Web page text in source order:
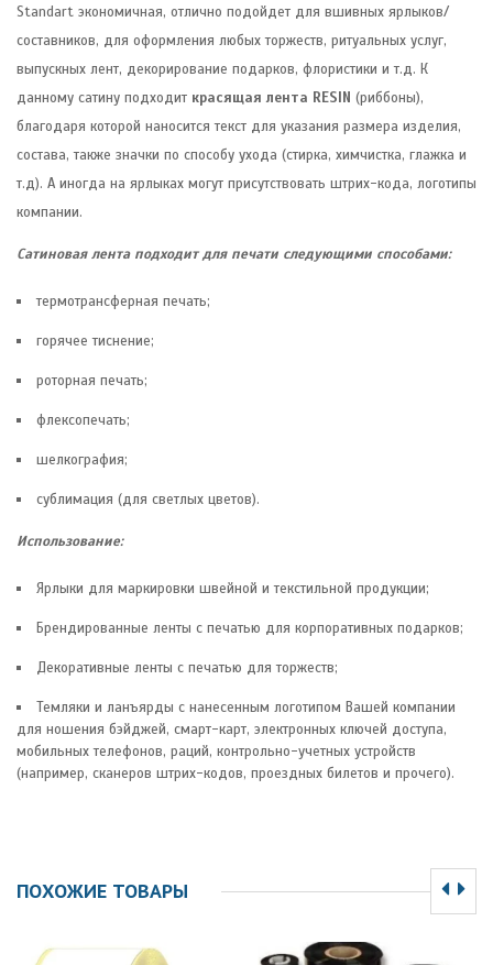
Standart экономичная, отлично подойдет для вшивных ярлыков/
составников, для оформления любых торжеств, ритуальных услуг,
выпускных лент, декорирование подарков, флористики и т.д. К
данному сатину подходит красящая лента RESIN (риббоны),
благодаря которой наносится текст для указания размера изделия,
состава, также значки по способу ухода (стирка, химчистка, глажка и
т.д). А иногда на ярлыках могут присутствовать штрих-кода, логотипы
компании.
Сатиновая лента подходит для печати следующими способами:
термотрансферная печать;
горячее тиснение;
роторная печать;
флексопечать;
шелкография;
сублимация (для светлых цветов).
Использование:
Ярлыки для маркировки швейной и текстильной продукции;
Брендированные ленты с печатью для корпоративных подарков;
Декоративные ленты с печатью для торжеств;
Темляки и ланъярды с нанесенным логотипом Вашей компании
для ношения бэйджей, смарт-карт, электронных ключей доступа,
мобильных телефонов, раций, контрольно-учетных устройств
(например, сканеров штрих-кодов, проездных билетов и прочего).
ПОХОЖИЕ ТОВАРЫ